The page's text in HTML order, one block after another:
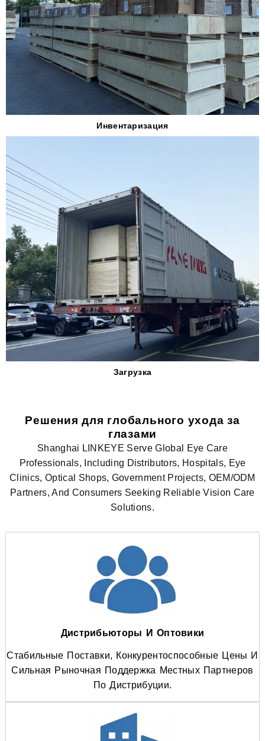
Инвентаризация
Загрузка
Решения для глобального ухода за
глазами
Shanghai LINKEYE Serve Global Eye Care
Professionals, Including Distributors, Hospitals, Eye
Clinics, Optical Shops, Government Projects, OEM/ODM
Partners, And Consumers Seeking Reliable Vision Care
Solutions.
Дистрибьюторы И Оптовики
Стабильные Поставки, Конкурентоспособные Цены И
Сильная Рыночная Поддержка Местных Партнеров
По Дистрибуции.